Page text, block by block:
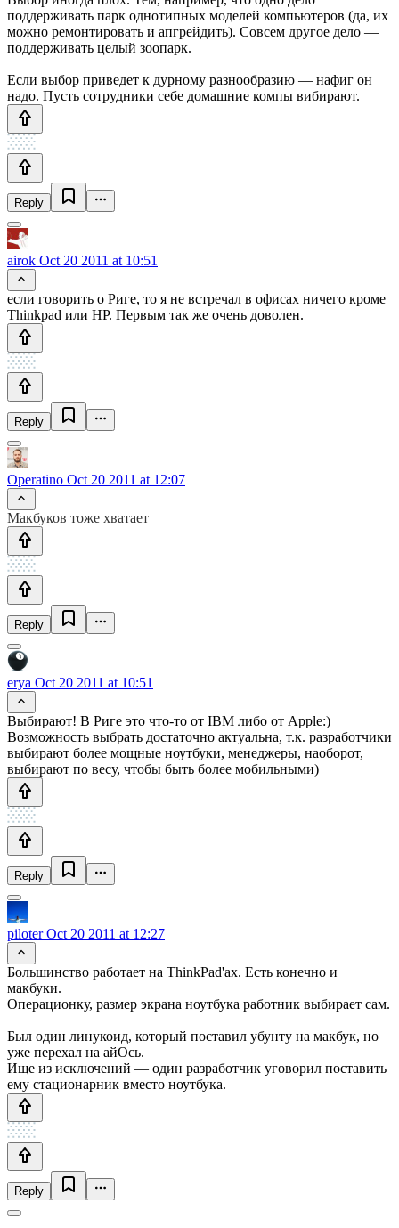
поддерживать парк однотипных моделей компьютеров (да, их
можно ремонтировать и апгрейдить). Совсем другое дело —
поддерживать целый зоопарк.
Если выбор приведет к дурному разнообразию — нафиг он
надо. Пусть сотрудники себе домашние компы вибирают.
Reply
airok Oct 20 2011 at 10:51
если говорить о Риге, то я не встречал в офисах ничего кроме
Thinkpad или HP. Первым так же очень доволен.
Reply
Operatino Oct 20 2011 at 12:07
Макбуков тоже хватает
Reply
erya Oct 20 2011 at 10:51
Выбирают! В Риге это что-то от IBM либо от Apple:)
Возможность выбрать достаточно актуальна, т.к. разработчики
выбирают более мощные ноутбуки, менеджеры, наоборот,
выбирают по весу, чтобы быть более мобильными)
Reply
piloterOct 20 2011 at 12:27
Большинство работает на ThinkPad'ах. Есть конечно и
макбуки.
Операционку, размер экрана ноутбука работник выбирает сам.
Был один линукоид, который поставил убунту на макбук, но
уже перехал на айОсь.
Ище из исключений — один разработчик уговорил поставить
ему стационарник вместо ноутбука.
Reply